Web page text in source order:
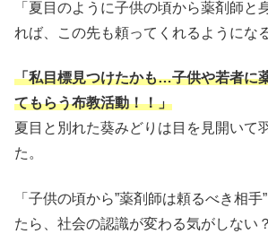
「夏目のように子供の頃から薬剤師と
れば、この先も頼ってくれるようにな
「私目標見つけたかも…子供や若者に
てもらう布教活動！！」
夏目と別れた葵みどりは目を見開いて
た。
「子供の頃から”薬剤師は頼るべき相手
たら、社会の認識が変わる気がしない？